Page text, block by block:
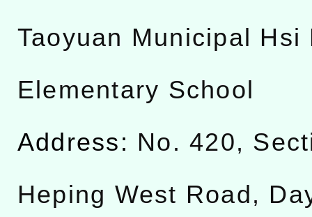
Taoyuan Municipal Hsi
Elementary School
Address: No. 420,
Heping West Road,